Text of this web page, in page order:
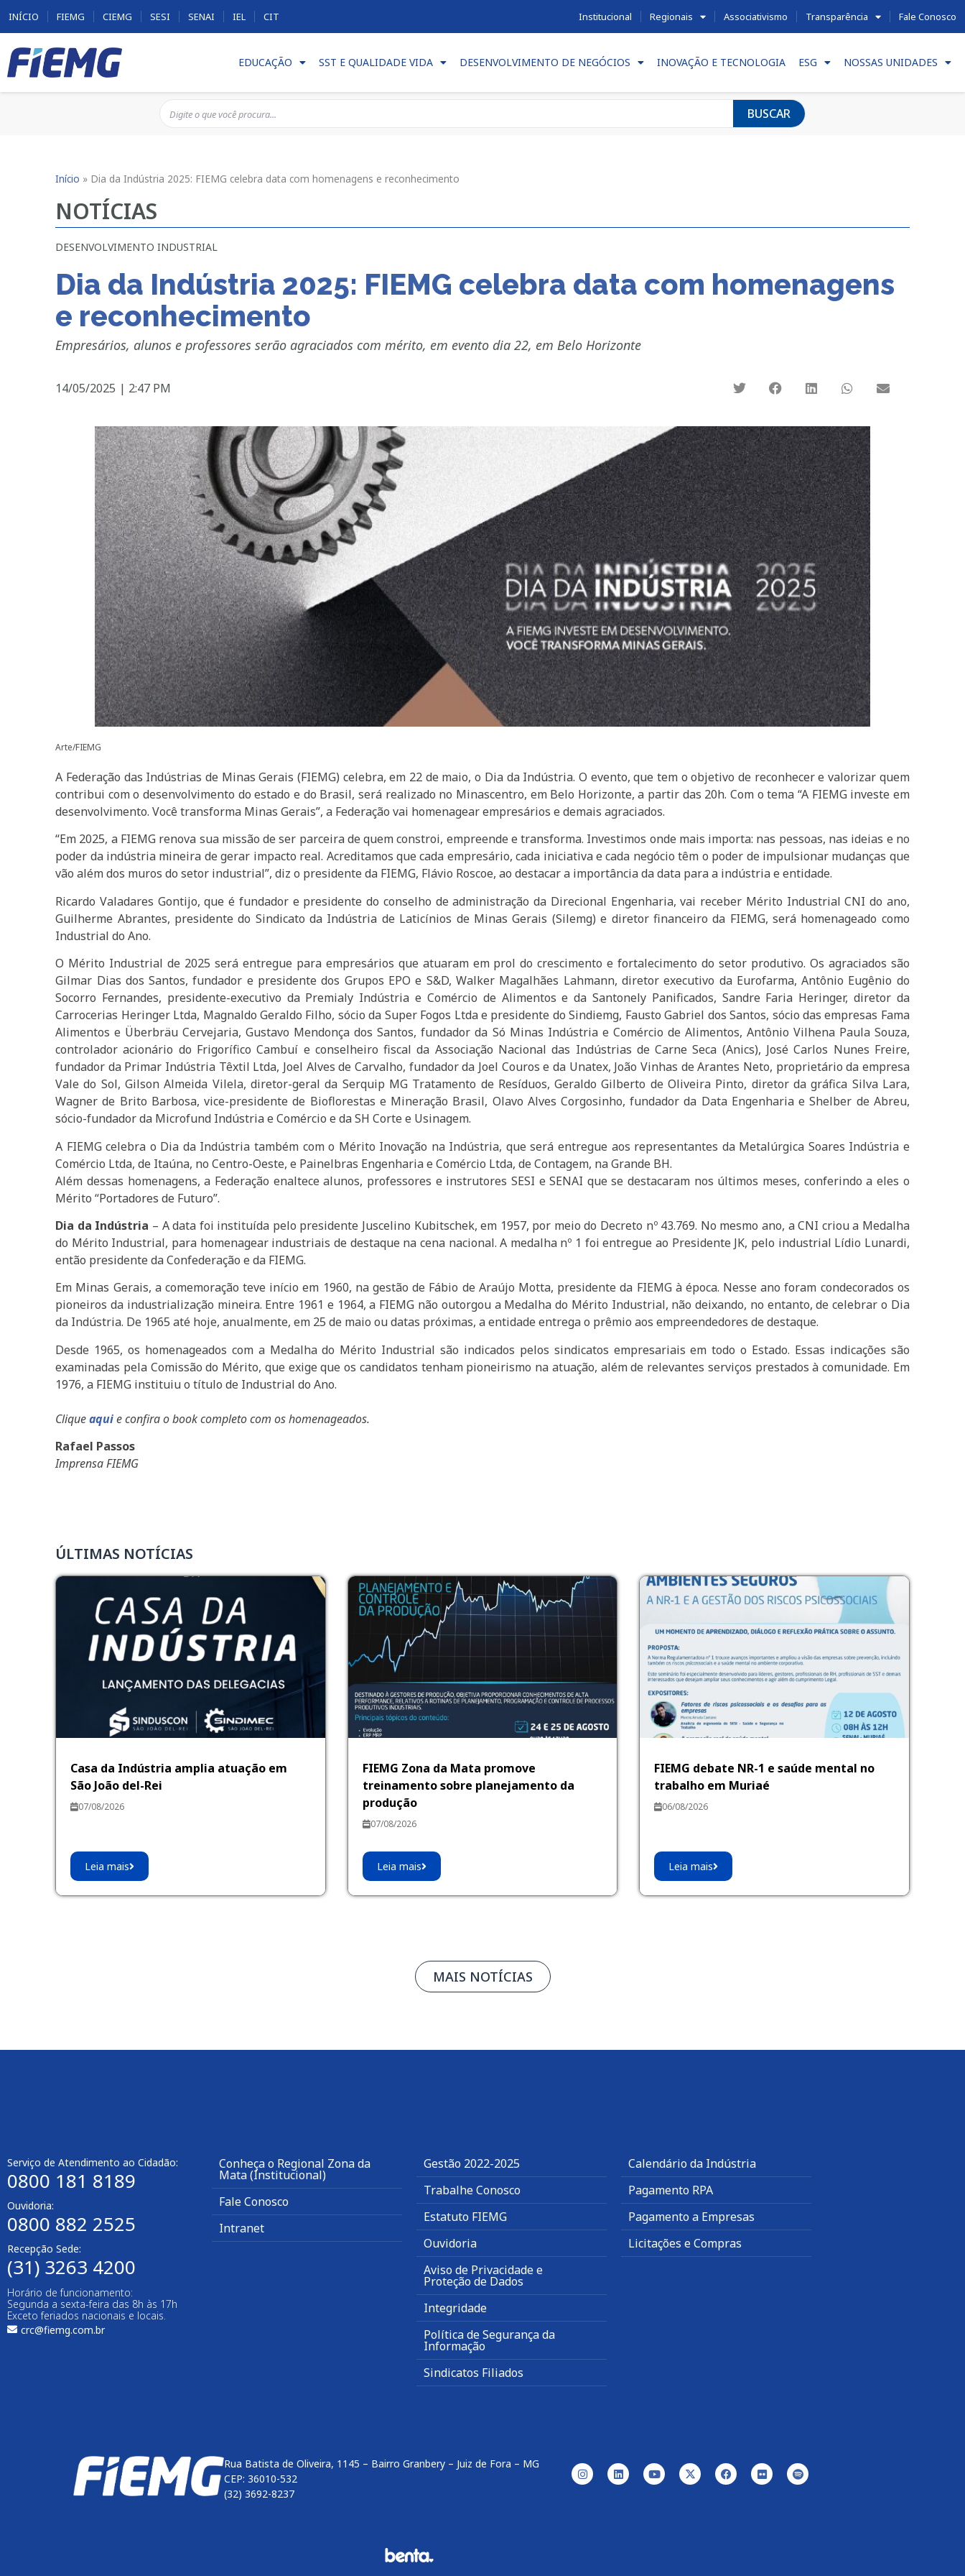
INÍCIO FIEMG CIEMG SESI SENAI IEL CIT Institucional Regionais Associativismo Transparência Fale Conosco
EDUCAÇÃO SST E QUALIDADE VIDA DESENVOLVIMENTO DE NEGÓCIOS INOVAÇÃO E TECNOLOGIA ESG NOSSAS UNIDADES
BUSCAR
Início » Dia da Indústria 2025: FIEMG celebra data com homenagens e reconhecimento
NOTÍCIAS
DESENVOLVIMENTO INDUSTRIAL
Dia da Indústria 2025: FIEMG celebra data com homenagens
e reconhecimento
Empresários, alunos e professores serão agraciados com mérito, em evento dia 22, em Belo Horizonte
14/05/2025 | 2:47 PM
Arte/FIEMG
A Federação das Indústrias de Minas Gerais (FIEMG) celebra, em 22 de maio, o Dia da Indústria. O evento, que tem o objetivo de reconhecer e valorizar quem
contribui com o desenvolvimento do estado e do Brasil, será realizado no Minascentro, em Belo Horizonte, a partir das 20h. Com o tema “A FIEMG investe em
desenvolvimento. Você transforma Minas Gerais”, a Federação vai homenagear empresários e demais agraciados.
“Em 2025, a FIEMG renova sua missão de ser parceira de quem constroi, empreende e transforma. Investimos onde mais importa: nas pessoas, nas ideias e no
poder da indústria mineira de gerar impacto real. Acreditamos que cada empresário, cada iniciativa e cada negócio têm o poder de impulsionar mudanças que
vão além dos muros do setor industrial”, diz o presidente da FIEMG, Flávio Roscoe, ao destacar a importância da data para a indústria e entidade.
Ricardo Valadares Gontijo, que é fundador e presidente do conselho de administração da Direcional Engenharia, vai receber Mérito Industrial CNI do ano,
Guilherme Abrantes, presidente do Sindicato da Indústria de Laticínios de Minas Gerais (Silemg) e diretor financeiro da FIEMG, será homenageado como
Industrial do Ano.
O Mérito Industrial de 2025 será entregue para empresários que atuaram em prol do crescimento e fortalecimento do setor produtivo. Os agraciados são
Gilmar Dias dos Santos, fundador e presidente dos Grupos EPO e S&D, Walker Magalhães Lahmann, diretor executivo da Eurofarma, Antônio Eugênio do
Socorro Fernandes, presidente-executivo da Premialy Indústria e Comércio de Alimentos e da Santonely Panificados, Sandre Faria Heringer, diretor da
Carrocerias Heringer Ltda, Magnaldo Geraldo Filho, sócio da Super Fogos Ltda e presidente do Sindiemg, Fausto Gabriel dos Santos, sócio das empresas Fama
Alimentos e Überbräu Cervejaria, Gustavo Mendonça dos Santos, fundador da Só Minas Indústria e Comércio de Alimentos, Antônio Vilhena Paula Souza,
controlador acionário do Frigorífico Cambuí e conselheiro fiscal da Associação Nacional das Indústrias de Carne Seca (Anics), José Carlos Nunes Freire,
fundador da Primar Indústria Têxtil Ltda, Joel Alves de Carvalho, fundador da Joel Couros e da Unatex, João Vinhas de Arantes Neto, proprietário da empresa
Vale do Sol, Gilson Almeida Vilela, diretor-geral da Serquip MG Tratamento de Resíduos, Geraldo Gilberto de Oliveira Pinto, diretor da gráfica Silva Lara,
Wagner de Brito Barbosa, vice-presidente de Bioflorestas e Mineração Brasil, Olavo Alves Corgosinho, fundador da Data Engenharia e Shelber de Abreu,
sócio-fundador da Microfund Indústria e Comércio e da SH Corte e Usinagem.
A FIEMG celebra o Dia da Indústria também com o Mérito Inovação na Indústria, que será entregue aos representantes da Metalúrgica Soares Indústria e
Comércio Ltda, de Itaúna, no Centro-Oeste, e Painelbras Engenharia e Comércio Ltda, de Contagem, na Grande BH.
Além dessas homenagens, a Federação enaltece alunos, professores e instrutores SESI e SENAI que se destacaram nos últimos meses, conferindo a eles o
Mérito “Portadores de Futuro”.
Dia da Indústria – A data foi instituída pelo presidente Juscelino Kubitschek, em 1957, por meio do Decreto nº 43.769. No mesmo ano, a CNI criou a Medalha
do Mérito Industrial, para homenagear industriais de destaque na cena nacional. A medalha nº 1 foi entregue ao Presidente JK, pelo industrial Lídio Lunardi,
então presidente da Confederação e da FIEMG.
Em Minas Gerais, a comemoração teve início em 1960, na gestão de Fábio de Araújo Motta, presidente da FIEMG à época. Nesse ano foram condecorados os
pioneiros da industrialização mineira. Entre 1961 e 1964, a FIEMG não outorgou a Medalha do Mérito Industrial, não deixando, no entanto, de celebrar o Dia
da Indústria. De 1965 até hoje, anualmente, em 25 de maio ou datas próximas, a entidade entrega o prêmio aos empreendedores de destaque.
Desde 1965, os homenageados com a Medalha do Mérito Industrial são indicados pelos sindicatos empresariais em todo o Estado. Essas indicações são
examinadas pela Comissão do Mérito, que exige que os candidatos tenham pioneirismo na atuação, além de relevantes serviços prestados à comunidade. Em
1976, a FIEMG instituiu o título de Industrial do Ano.
Cliqueaquie confira o book completo com os homenageados.
Rafael Passos
Imprensa FIEMG
ÚLTIMAS NOTÍCIAS
Casa da Indústria amplia atuação em
São João del-Rei
07/08/2026
Leia mais
FIEMG Zona da Mata promove
treinamento sobre planejamento da
produção
07/08/2026
Leia mais
FIEMG debate NR-1 e saúde mental no
trabalho em Muriaé
06/08/2026
Leia mais
MAIS NOTÍCIAS
Serviço de Atendimento ao Cidadão:
0800 181 8189
Ouvidoria:
0800 882 2525
Recepção Sede:
(31) 3263 4200
Horário de funcionamento:
Segunda a sexta-feira das 8h às 17h
Exceto feriados nacionais e locais.
crc@fiemg.com.br
Conheça o Regional Zona da
Mata (Institucional)
Fale Conosco
Intranet
Gestão 2022-2025
Trabalhe Conosco
Estatuto FIEMG
Ouvidoria
Aviso de Privacidade e
Proteção de Dados
Integridade
Política de Segurança da
Informação
Sindicatos Filiados
Calendário da Indústria
Pagamento RPA
Pagamento a Empresas
Licitações e Compras
Rua Batista de Oliveira, 1145 – Bairro Granbery – Juiz de Fora – MG
CEP: 36010-532
(32) 3692-8237